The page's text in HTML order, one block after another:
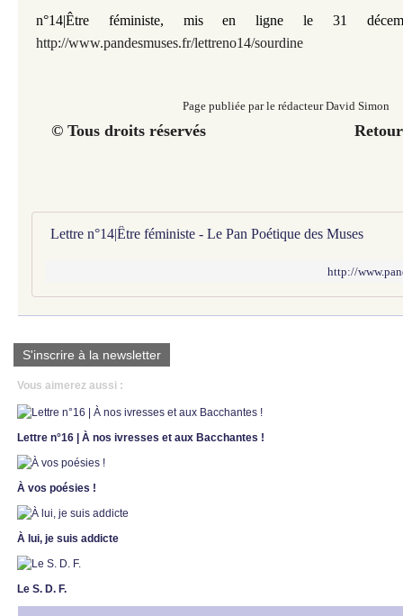
n°14|Être féministe, mis en ligne le 31
http://www.pandesmuses.fr/lettreno14/sourdine
Page publiée par le rédacteur David Simon
© Tous droits réservés Retour au
Lettre n°14|Être féministe - Le Pan Poétique des Muses
http://
S'inscrire à la newsletter
Vous aimerez aussi :
Lettre n°16 | À nos ivresses et aux Bacchantes !
À vos poésies !
À lui, je suis addicte
Le S. D. F.